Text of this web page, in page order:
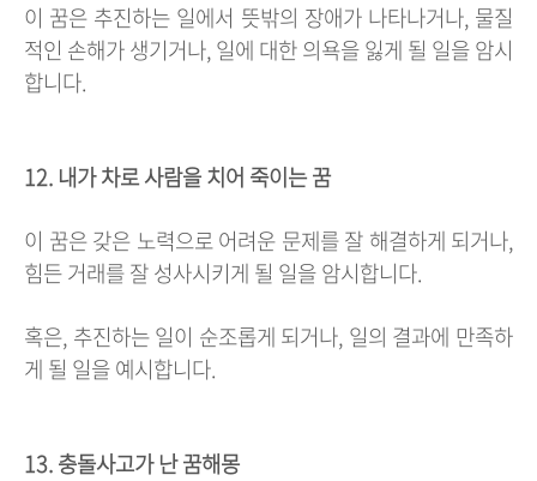
이 꿈은 추진하는 일에서 뜻밖의 장애가 나타나거나, 물질
적인 손해가 생기거나, 일에 대한 의욕을 잃게 될 일을 암시
합니다.
12. 내가 차로 사람을 치어 죽이는 꿈
이 꿈은 갖은 노력으로 어려운 문제를 잘 해결하게 되거나,
힘든 거래를 잘 성사시키게 될 일을 암시합니다.
혹은, 추진하는 일이 순조롭게 되거나, 일의 결과에 만족하
게 될 일을 예시합니다.
13. 충돌사고가 난 꿈해몽